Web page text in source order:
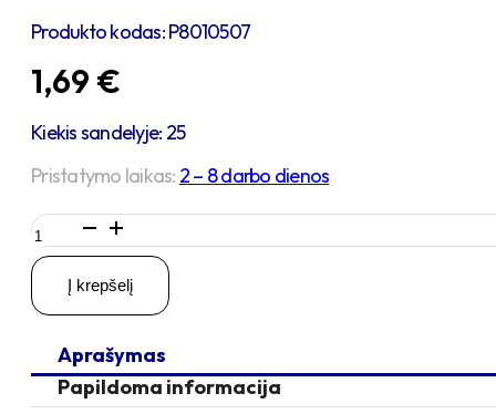
Produkto kodas:P8010507
1,69 €
Kiekis sandelyje: 25
Pristatymo laikas: 2 – 8 darbo dienos
produkto
kiekis:
4
vienetai
–
20
Zn
Į krepšelį
Aprašymas
Papildoma informacija